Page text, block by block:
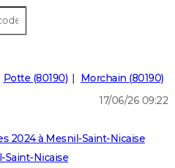
Potte (80190)
Morchain (80190)
17/06/26 09:22
2024 à Mesnil-Saint-Nicaise
Saint-Nicaise